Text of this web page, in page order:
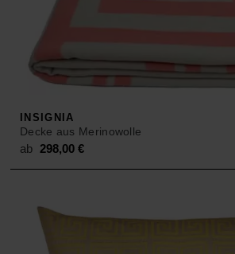
INSIGNIA
Decke aus Merinowolle
ab298,00€